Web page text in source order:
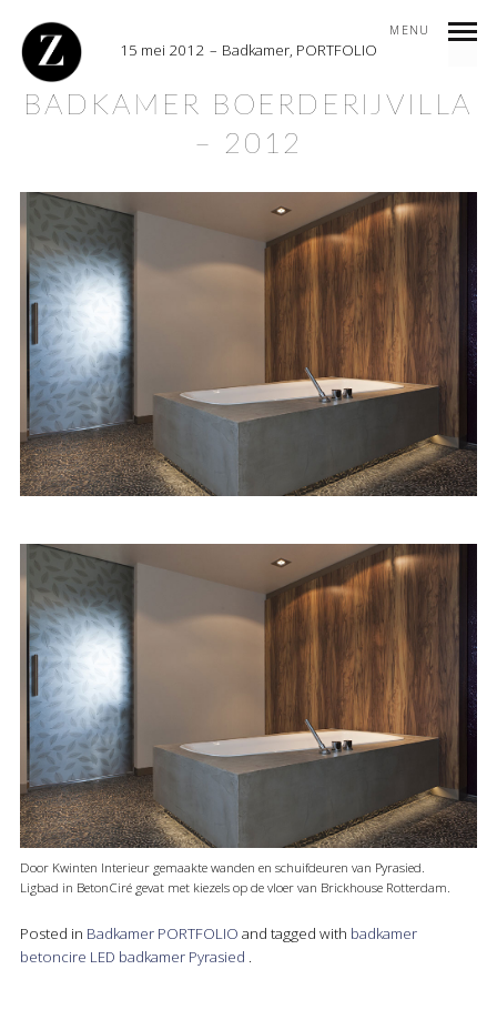
MENU
15 mei 2012 Badkamer, PORTFOLIO
BADKAMER BOERDERIJVILLA
– 2012
Door Kwinten Interieur gemaakte wanden en schuifdeuren van Pyrasied.
Ligbad in BetonCiré gevat met kiezels op de vloer van Brickhouse Rotterdam.
Posted in Badkamer PORTFOLIO and tagged with badkamer
betoncire LED badkamer Pyrasied .